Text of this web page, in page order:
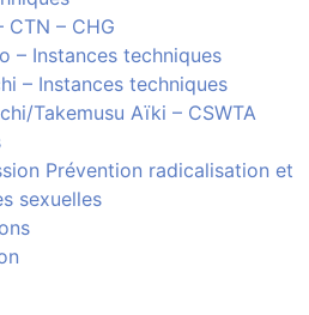
– CHG
– Instances techniques
– Instances techniques
Takemusu Aïki – CSWTA
Prévention radicalisation et
sexuelles